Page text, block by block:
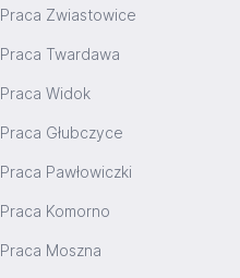
Praca Zwiastowice
Praca Twardawa
Praca Widok
Praca Głubczyce
Praca Pawłowiczki
Praca Komorno
Praca Moszna